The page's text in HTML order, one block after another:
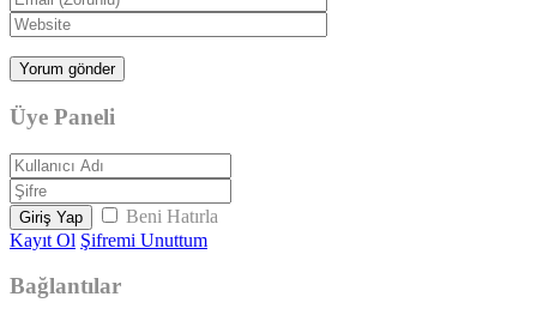
Üye Paneli
Giriş Yap
Beni Hatırla
Kayıt Ol Şifremi Unuttum
Bağlantılar